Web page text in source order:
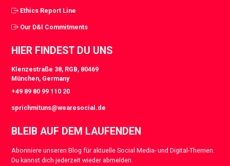
Ethics Report Line
Our D&I Commitments
HIER FINDEST DU UNS
Klenzestraße 38, RGB, 80469
München, Germany
+49 89 80 99 110 20
sprichmituns@wearesocial.de
BLEIB AUF DEM LAUFENDEN
Abonniere unseren Blog für aktuelle Social Media- und Digital-Themen.
Du kannst dich jederzeit wieder abmelden.